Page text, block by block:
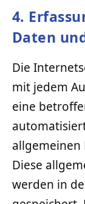
4.
Daten
Die
mit jedem
eine
Diese
werden in